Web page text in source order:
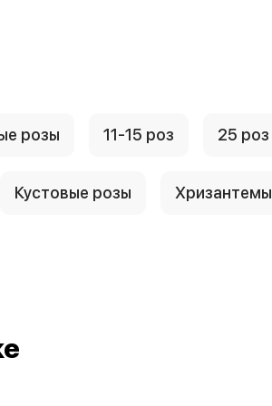
розы 11-15 роз 25 роз
Кустовые розы Хризантемы